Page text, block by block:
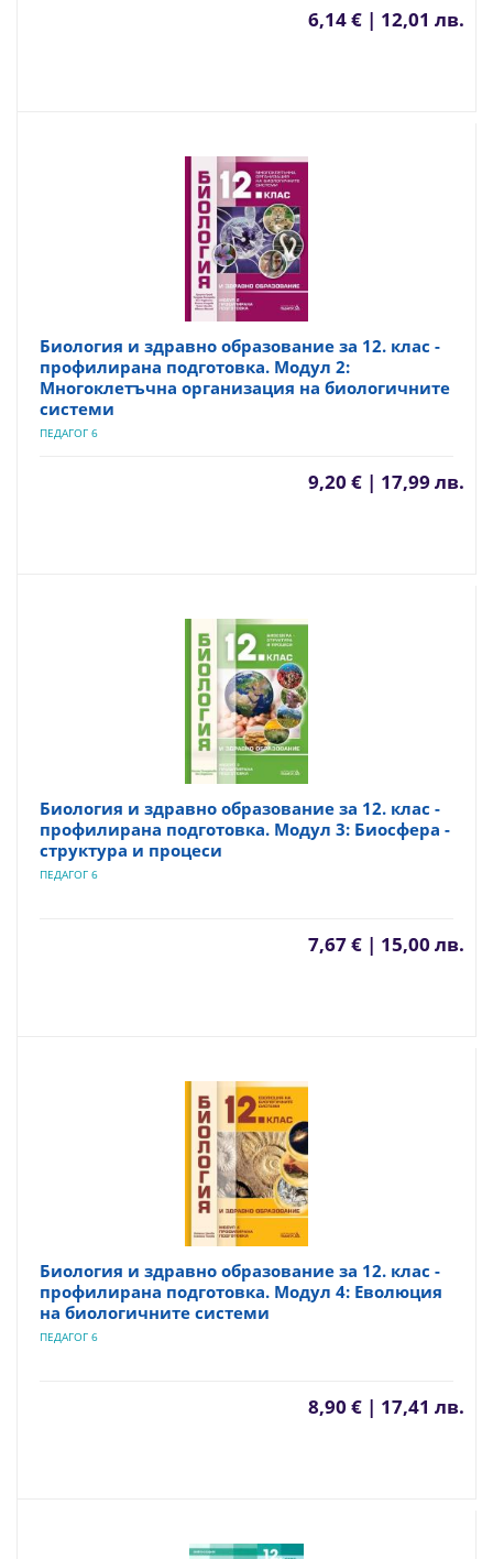
6,14 € | 12,01 лв.
Биология и здравно образование за 12. клас -
профилирана подготовка. Модул 2:
Многоклетъчна организация на биологичните
системи
ПЕДАГОГ 6
9,20 € | 17,99 лв.
Биология и здравно образование за 12. клас -
профилирана подготовка. Модул 3: Биосфера -
структура и процеси
ПЕДАГОГ 6
7,67 € | 15,00 лв.
Биология и здравно образование за 12. клас -
профилирана подготовка. Модул 4: Еволюция
на биологичните системи
ПЕДАГОГ 6
8,90 € | 17,41 лв.